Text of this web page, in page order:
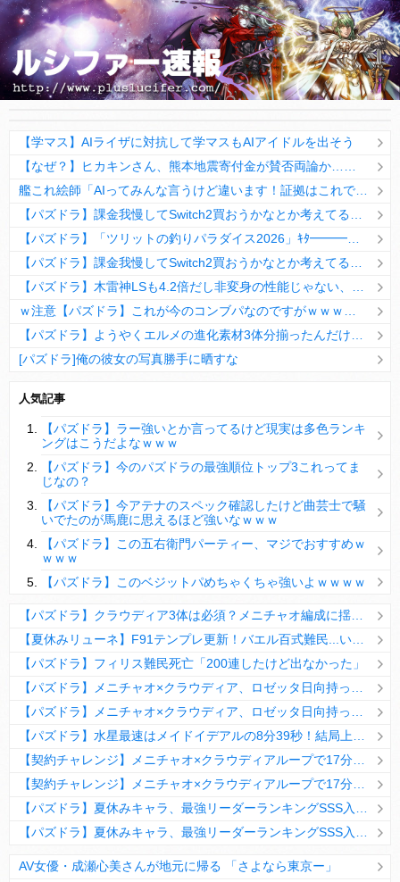
【学マス】AIライザに対抗して学マスもAIアイドルを出そう
【なぜ？】ヒカキンさん、熊本地震寄付金が賛否両論か……
[パズドラ]俺の彼女の写真勝手に晒すな
【パズドラ】陣とか覚醒大小の方がええやろか？
ＤｅＮＡ山崎憲晴 左膝靭帯の手術を無事に終了
Powered by livedoor 相互RSS
人気記事
【パズドラ】ラー強いとか言ってるけど現実は多色ランキ
ングはこうだよなｗｗｗ
【パズドラ】今のパズドラの最強順位トップ3これってま
じなの？
【パズドラ】今アテナのスペック確認したけど曲芸士で騒
いでたのが馬鹿に思えるほど強いなｗｗｗ
【パズドラ】この五右衛門パーティー、マジでおすすめｗ
ｗｗｗ
【パズドラ】このベジットパめちゃくちゃ強いよｗｗｗｗ
【パズドラ】フィリス難民死亡「200連したけど出なかった」
AV女優・成瀬心美さんが地元に帰る 「さよなら東京ー」